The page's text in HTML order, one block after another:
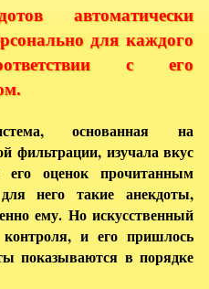
автоматически
для каждого
с его
основанная на
фильтрации, изучала вкус
его оценок прочитанным
него такие анекдоты,
ему. Но искусственный
и его пришлось
показываются в порядке